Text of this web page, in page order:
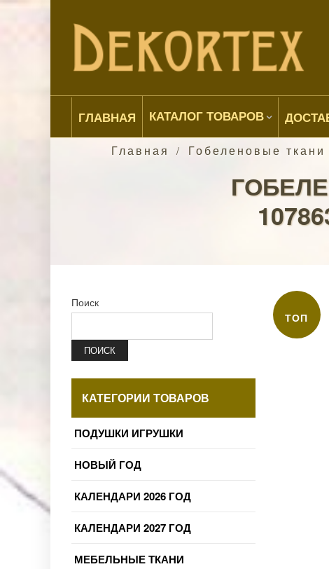
ГЛАВНАЯ КАТАЛОГ ТОВАРОВ
Главная / Гобеленовые ткани
ТОП
Поиск
ПОИСК
КАТЕГОРИИ ТОВАРОВ
ПОДУШКИ ИГРУШКИ
НОВЫЙ ГОД
КАЛЕНДАРИ 2026 ГОД
КАЛЕНДАРИ 2027 ГОД
МЕБЕЛЬНЫЕ ТКАНИ